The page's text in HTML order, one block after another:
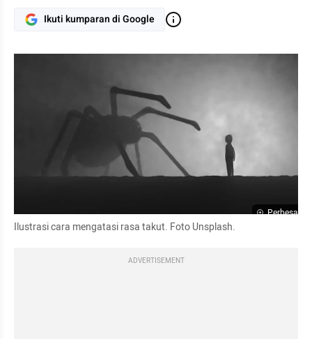
Ikuti kumparan di Google
Perbesar
Ilustrasi cara mengatasi rasa takut. Foto Unsplash.
ADVERTISEMENT